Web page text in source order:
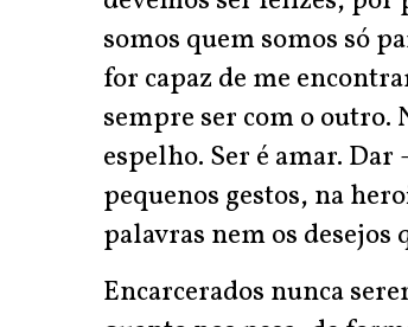
somos quem somos só
for capaz de me
sempre ser com o outro.
espelho. Ser é amar.
pequenos gestos, na
palavras nem os desejos
Encarcerados nunca